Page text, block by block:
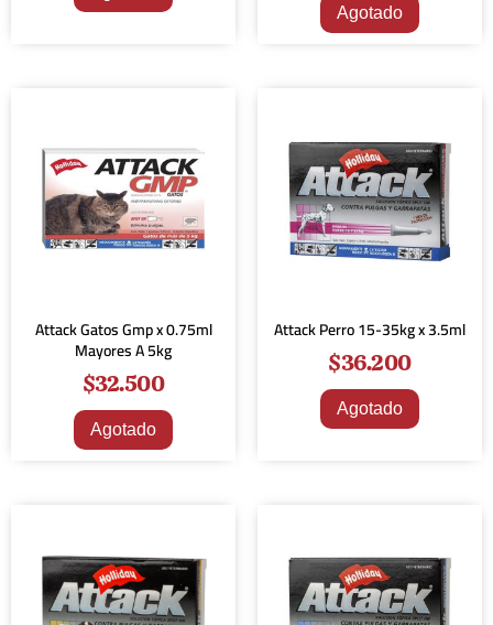
Agotado
Attack Gatos Gmp x 0.75ml
Mayores A 5kg
$32.500
Agotado
Attack Perro 15-35kg x 3.5ml
$36.200
Agotado